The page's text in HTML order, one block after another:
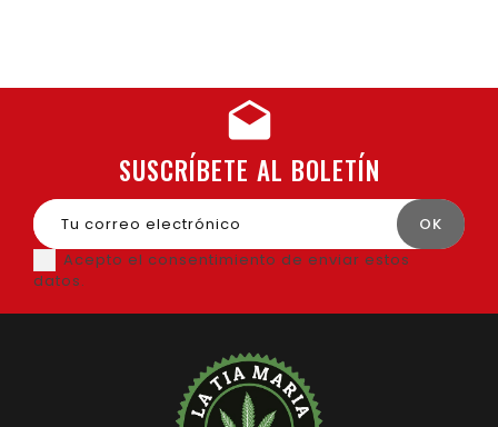
SUSCRÍBETE AL BOLETÍN
Acepto el consentimiento de enviar estos
datos.